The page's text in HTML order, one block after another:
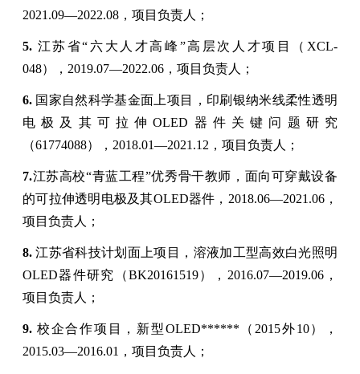
2021 .09—2022.08 ，项目负责人；
5. 江苏省“ 六大人才高峰 ”高层次人才项目（ XCL-
048）， 2019.07—2022.06 ，项目负责人；
6. 国家自然科学基金面上项目，印刷银纳米线柔性透明
电极及其可拉伸OLED 器件关键问题研究
（61774088） ， 2018.01—2021 .12 ，项目负责人；
7.江苏高校“青蓝工程”优秀骨干教师， 面向可穿戴设备
的可拉伸透明电极及其OLED器件， 2018.06—2021.06，
项目负责人；
8.江苏省科技计划面上项目，溶液加工型高效白光照明
OLED器件研究 （BK20161519） ， 2016.07—2019.06，
项目负责人；
9. 校企合作项目，新型OLED****** （ 2015外10），
2015.03—2016.01 ，项目负责人；